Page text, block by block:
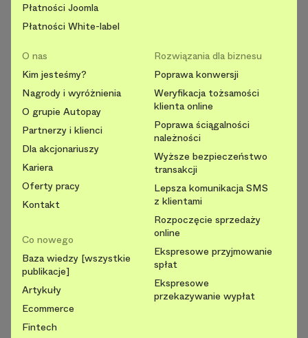
Płatności Joomla
Płatności White-label
O nas
Kim jesteśmy?
Nagrody i wyróżnienia
O grupie Autopay
Partnerzy i klienci
Dla akcjonariuszy
Kariera
Oferty pracy
Kontakt
Co nowego
Baza wiedzy [wszystkie
publikacje]
Artykuły
Ecommerce
Fintech
Rozwiązania dla biznesu
Poprawa konwersji
Weryfikacja tożsamości
klienta online
Poprawa ściągalności
należności
Wyższe bezpieczeństwo
transakcji
Lepsza komunikacja SMS
z klientami
Rozpoczęcie sprzedaży
online
Ekspresowe przyjmowanie
spłat
Ekspresowe
przekazywanie wypłat